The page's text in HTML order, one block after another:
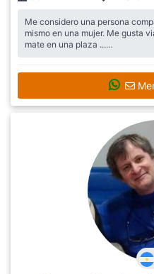
Me considero una persona
mismo en una mujer. Me gusta
mate en una plaza ...